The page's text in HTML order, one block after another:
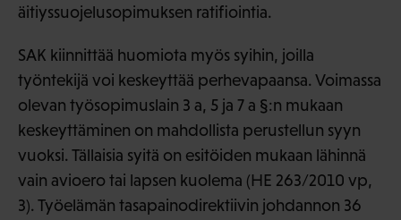
äitiyssuojelusopimuksen ratifiointia.
SAK kiinnittää huomiota myös syihin, joilla
työntekijä voi keskeyttää perhevapaansa. Voimassa
olevan työsopimuslain 3 a, 5 ja 7 a §:n mukaan
keskeyttäminen on mahdollista perustellun syyn
vuoksi. Tällaisia syitä on esitöiden mukaan lähinnä
vain avioero tai lapsen kuolema (HE 263/2010 vp,
3). Työelämän tasapainodirektiivin johdannon 36